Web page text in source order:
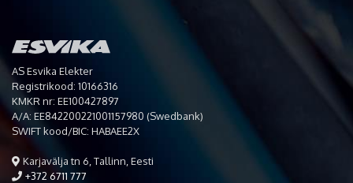
AS Esvika Elekter
Registrikood: 10166316
KMKR nr: EE100427897
A/A: EE842200221001157980 (Swedbank)
SWIFT kood/BIC: HABAEE2X
Karjavälja tn 6, Tallinn, Eesti
+372 6711 777